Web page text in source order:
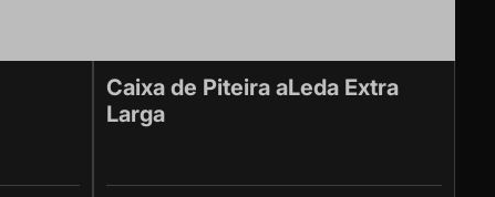
Caixa de Piteira aLeda Extra
Larga